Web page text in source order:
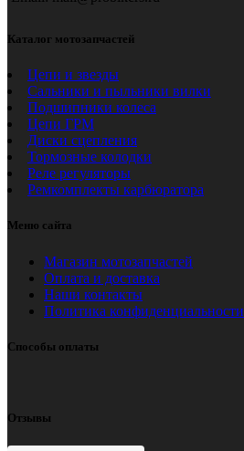
Каталог мотозапчастей
Цепи и звезды
Сальники и пыльники вилки
Подшипники колеса
Цепи ГРМ
Диски сцепления
Тормозные колодки
Реле регуляторы
Ремкомплекты карбюратора
Меню сайта
Магазин мотозапчастей
Оплата и доставка
Наши контакты
Политика конфиденциальности
Способы оплаты
Отзывы